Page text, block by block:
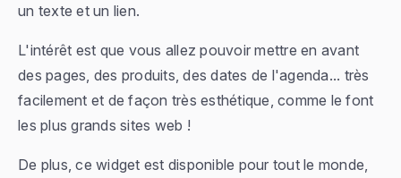
un texte et un lien.
L'intérêt est que vous allez pouvoir mettre en avant
des pages, des produits, des dates de l'agenda... très
facilement et de façon très esthétique, comme le font
les plus grands sites web !
De plus, ce widget est disponible pour tout le monde,